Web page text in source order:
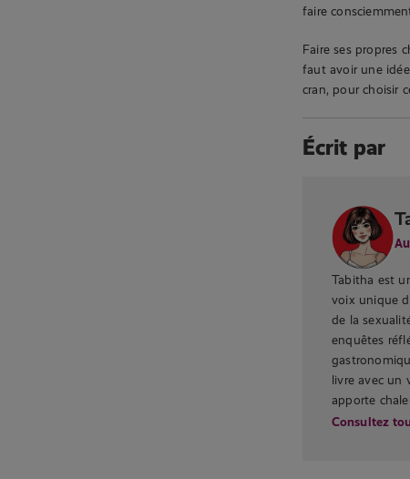
faire
Faire ses propres
faut avoir une
cran, pour choisir
Écrit par
Tabitha est
voix unique
de la
enquêtes
livre avec un
apporte
Consultez